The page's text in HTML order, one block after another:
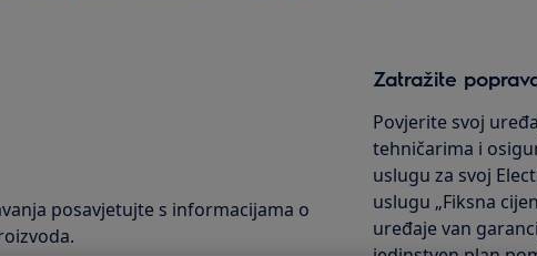
posavjetujte s informacijama o
Zatražite
Povjerite svoj
tehničarima i
uslugu za svoj
uslugu „Fiksna
uređaje van